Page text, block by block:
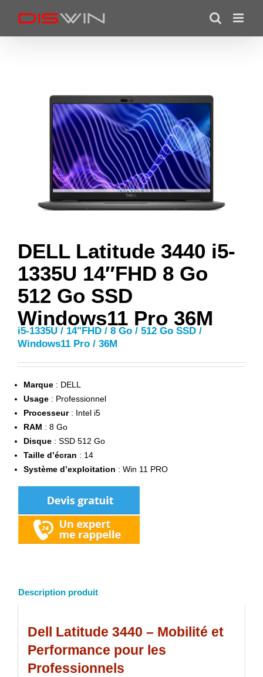
DELL Latitude 3440 i5-
1335U 14″FHD 8 Go
512 Go SSD
Windows11 Pro 36M
i5-1335U / 14"FHD / 8 Go / 512 Go SSD /
Windows11 Pro / 36M
Marque : DELL
Usage : Professionnel
Processeur: Intel i5
RAM : 8 Go
Disque : SSD 512 Go
Taille d’écran : 14
Système d’exploitation : Win 11 PRO
Description produit
Dell Latitude 3440 – Mobilité et
Performance pour les
Professionnels